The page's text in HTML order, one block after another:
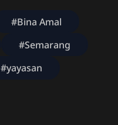
#Bina Amal
#Semarang
#yayasan